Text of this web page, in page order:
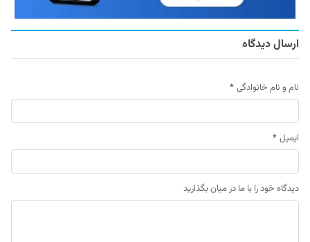
ارسال دیدگاه
نام و نام خانوادگی *
ایمیل *
دیدگاه خود را با ما در میان بگذارید